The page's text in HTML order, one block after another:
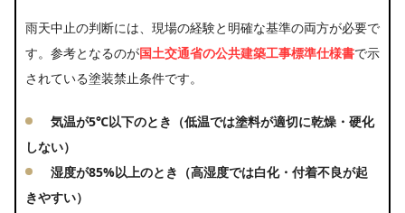
雨天中止の判断には、現場の経験と明確な基準の両方が必要で
す。参考となるのが国土交通省の公共建築工事標準仕様書で示
されている塗装禁止条件です。
気温が5℃以下のとき（低温では塗料が適切に乾燥・硬化
しない）
湿度が85%以上のとき（高湿度では白化・付着不良が起
きやすい）